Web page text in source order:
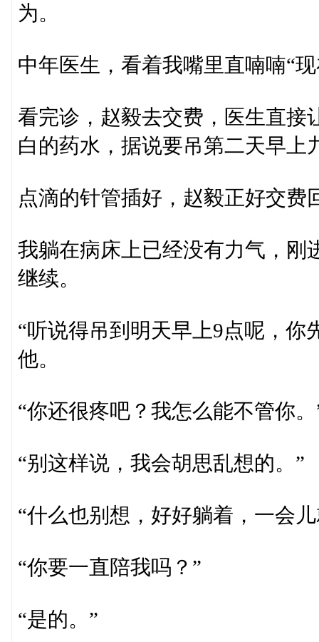
为。
中年医生，看着我嘴里直喃喃“
看完诊，赵毅去交费，医生直接
白的药水，据说要吊第二天早上
点滴的针管插好，赵毅正好交费
我躺在病床上已经没有力气，刚
继续。
“听说得吊到明天早上9点呢，你
他。
“你还很疼吧？我怎么能不管你
“别这样说，我会胡思乱想的。”
“什么也别想，好好躺着，一会
“你要一直陪我吗？”
“是的。”